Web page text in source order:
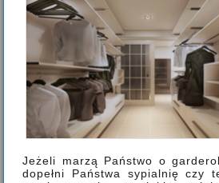
Jeżeli marzą Państwo o
dopełni Państwa sypialnię czy